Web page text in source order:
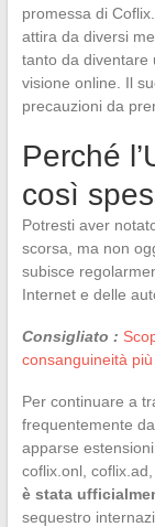
promessa di
attira da diversi
tanto da diventare
visione online. Il
precauzioni da
Perché
così
Potresti aver
scorsa, ma non
subisce
Internet e delle
Consigliato :
consanguineità
Per continuare a
frequentemente
apparse
coflix.onl,
è stata
sequestro